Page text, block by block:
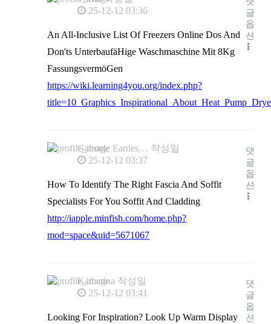
25-12-12 03:36
An All-Inclusive List Of Freezers Online Dos And
Don'ts UnterbaufäHige Waschmaschine Mit 8Kg
FassungsvermöGen
https://wiki.learning4you.org/index.php?
글
옵
션
Gabriele Earnes… 작성일
25-12-12 03:37
How To Identify The Right Fascia And Soffit
Specialists For You Soffit And Cladding
http://iapple.minfish.com/home.php?
mod=space&uid=5671067
댓
글
옵
션
Katherina 작성일
25-12-12 03:41
Looking For Inspiration? Look Up Warm Display
댓
글
옵
션